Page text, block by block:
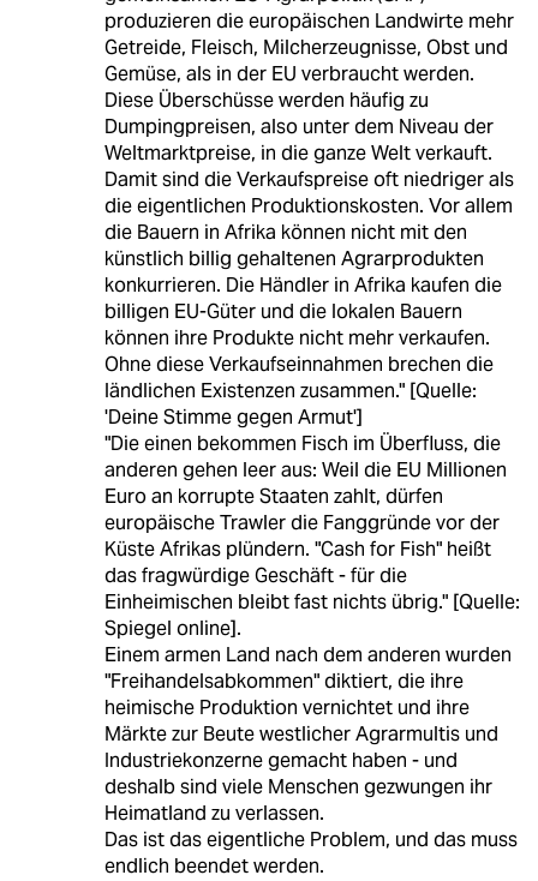
produzieren die europäischen Landwirte mehr
Getreide, Fleisch, Milcherzeugnisse, Obst und
Gemüse, als in der EU verbraucht werden.
Diese Überschüsse werden häufig zu
Dumpingpreisen, also unter dem Niveau der
Weltmarktpreise, in die ganze Welt verkauft.
Damit sind die Verkaufspreise oft niedriger als
die eigentlichen Produktionskosten. Vor allem
die Bauern in Afrika können nicht mit den
künstlich billig gehaltenen Agrarprodukten
konkurrieren. Die Händler in Afrika kaufen die
billigen EU-Güter und die lokalen Bauern
können ihre Produkte nicht mehr verkaufen.
Ohne diese Verkaufseinnahmen brechen die
ländlichen Existenzen zusammen." [Quelle:
'Deine Stimme gegen Armut']
"Die einen bekommen Fisch im Überfluss, die
anderen gehen leer aus: Weil die EU Millionen
Euro an korrupte Staaten zahlt, dürfen
europäische Trawler die Fanggründe vor der
Küste Afrikas plündern. "Cash for Fish" heißt
das fragwürdige Geschäft - für die
Einheimischen bleibt fast nichts übrig." [Quelle:
Spiegel online].
Einem armen Land nach dem anderen wurden
"Freihandelsabkommen" diktiert, die ihre
heimische Produktion vernichtet und ihre
Märkte zur Beute westlicher Agrarmultis und
Industriekonzerne gemacht haben - und
deshalb sind viele Menschen gezwungen ihr
Heimatland zu verlassen.
Das ist das eigentliche Problem, und das muss
endlich beendet werden.